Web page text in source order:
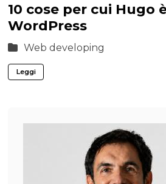
10 cose per cui Hugo
WordPress
Web developing
Leggi